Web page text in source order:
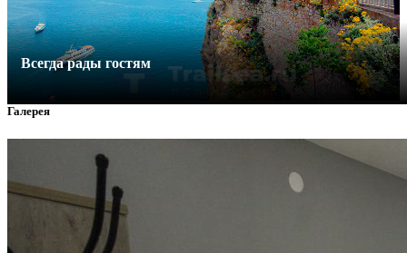
Всегда рады гостям
Галерея